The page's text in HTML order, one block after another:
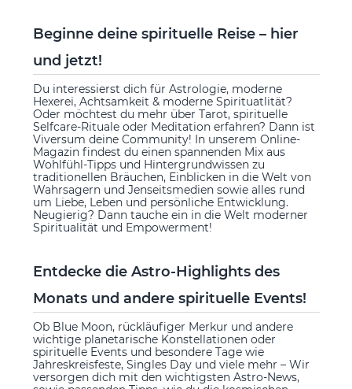
Beginne deine spirituelle Reise – hier
und jetzt!
Du interessierst dich für Astrologie, moderne
Hexerei, Achtsamkeit & moderne Spirituatlität?
Oder möchtest du mehr über Tarot, spirituelle
Selfcare-Rituale oder Meditation erfahren? Dann ist
Viversum deine Community! In unserem Online-
Magazin findest du einen spannenden Mix aus
Wohlfühl-Tipps und Hintergrundwissen zu
traditionellen Bräuchen, Einblicken in die Welt von
Wahrsagern und Jenseitsmedien sowie alles rund
um Liebe, Leben und persönliche Entwicklung.
Neugierig? Dann tauche ein in die Welt moderner
Spiritualität und Empowerment!
Entdecke die Astro-Highlights des
Monats und andere spirituelle Events!
Ob Blue Moon, rückläufiger Merkur und andere
wichtige planetarische Konstellationen oder
spirituelle Events und besondere Tage wie
Jahreskreisfeste, Singles Day und viele mehr – Wir
versorgen dich mit den wichtigsten Astro-News,